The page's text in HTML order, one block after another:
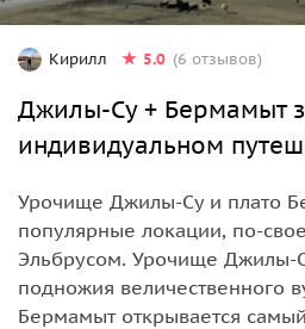
Кирилл 5.0 (6 отзывов)
Джилы-Су + Бермамыт
индивидуальном
Урочище Джилы-Су и плато
популярные локации, по-
Эльбрусом. Урочище Джилы-
подножия величественного
Бермамыт открывается